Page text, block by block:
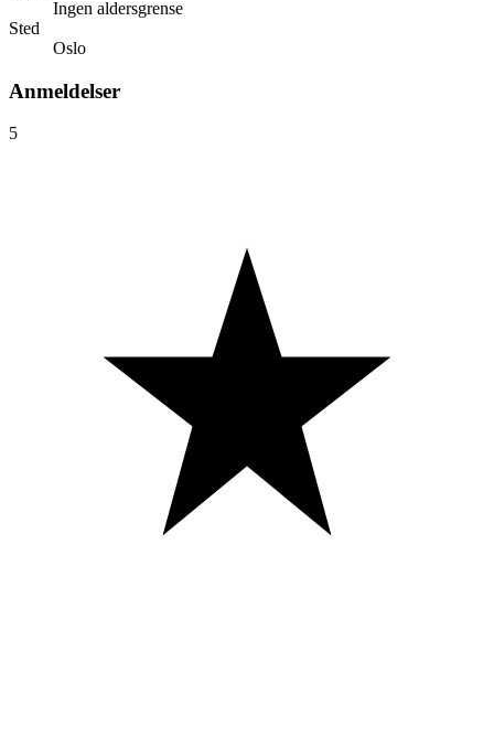
Ingen aldersgrense
Sted
Oslo
Anmeldelser
5